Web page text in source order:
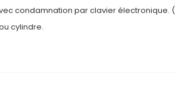
condamnation par clavier électronique.
cylindre.